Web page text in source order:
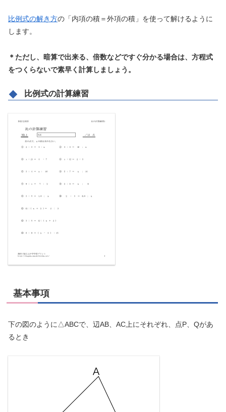
比例式の解き方の「内項の積＝外項の積」を使って解けるように
します。
＊ただし、暗算で出来る、倍数などですぐ分かる場合は、方程式
をつくらないで素早く計算しましょう。
比例式の計算練習
基本事項
下の図のように△ABCで、辺AB、AC上にそれぞれ、点P、Qがあ
るとき